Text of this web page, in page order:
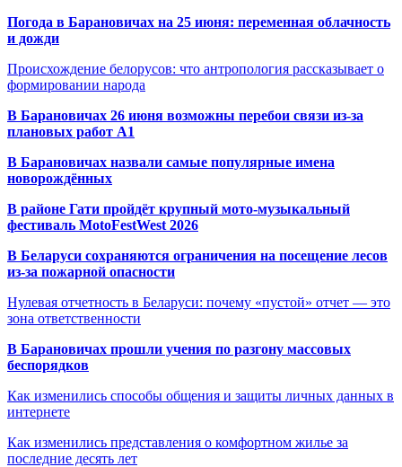
Погода в Барановичах на 25 июня: переменная облачность
и дожди
Происхождение белорусов: что антропология рассказывает о
формировании народа
В Барановичах 26 июня возможны перебои связи из-за
плановых работ A1
В Барановичах назвали самые популярные имена
новорождённых
В районе Гати пройдёт крупный мото-музыкальный
фестиваль MotoFestWest 2026
В Беларуси сохраняются ограничения на посещение лесов
из-за пожарной опасности
Нулевая отчетность в Беларуси: почему «пустой» отчет — это
зона ответственности
В Барановичах прошли учения по разгону массовых
беспорядков
Как изменились способы общения и защиты личных данных в
интернете
Как изменились представления о комфортном жилье за
последние десять лет